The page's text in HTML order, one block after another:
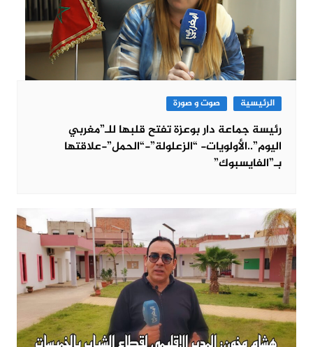
الرئيسية صوت و صورة
رئيسة جماعة دار بوعزة تفتح قلبها للـ”مغربي
اليوم”..الأولويات- “الزعلولة”-“الحمل”-علاقتها
بـ”الفايسبوك”